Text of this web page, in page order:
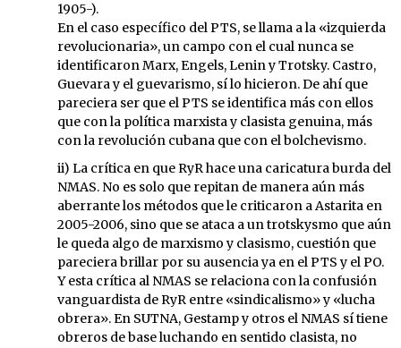
1905-).
En el caso específico del PTS, se llama a la «izquierda
revolucionaria», un campo con el cual nunca se
identificaron Marx, Engels, Lenin y Trotsky. Castro,
Guevara y el guevarismo, sí lo hicieron. De ahí que
pareciera ser que el PTS se identifica más con ellos
que con la política marxista y clasista genuina, más
con la revolución cubana que con el bolchevismo.
ii) La crítica en que RyR hace una caricatura burda del
NMAS. No es solo que repitan de manera aún más
aberrante los métodos que le criticaron a Astarita en
2005-2006, sino que se ataca a un trotskysmo que aún
le queda algo de marxismo y clasismo, cuestión que
pareciera brillar por su ausencia ya en el PTS y el PO.
Y esta crítica al NMAS se relaciona con la confusión
vanguardista de RyR entre «sindicalismo» y «lucha
obrera». En SUTNA, Gestamp y otros el NMAS sí tiene
obreros de base luchando en sentido clasista, no